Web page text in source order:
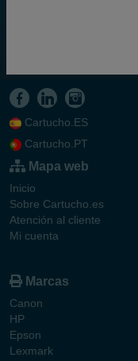
Cartucho.ES
Cartucho.PT
Mapa web
Inicio
Sobre Cartucho.es
Atención al cliente
Mi cuenta
Marcas
Canon
HP
Epson
Lexmark